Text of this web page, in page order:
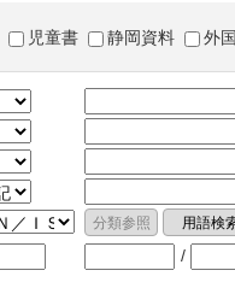
児童書 静岡資料 外
/